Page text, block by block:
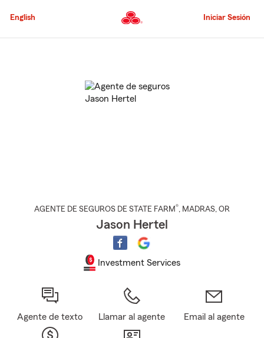
al
principal
English Iniciar Sesión
AGENTE DE SEGUROS DE STATE FARM®, MADRAS, OR
Jason Hertel
Investment Services
Agente de texto Llamar al agente Email al agente